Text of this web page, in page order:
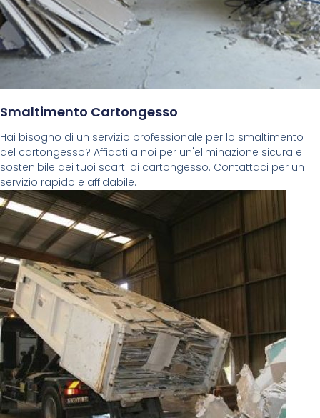
Smaltimento Cartongesso
Hai bisogno di un servizio professionale per lo smaltimento
del cartongesso? Affidati a noi per un'eliminazione sicura e
sostenibile dei tuoi scarti di cartongesso. Contattaci per un
servizio rapido e affidabile.